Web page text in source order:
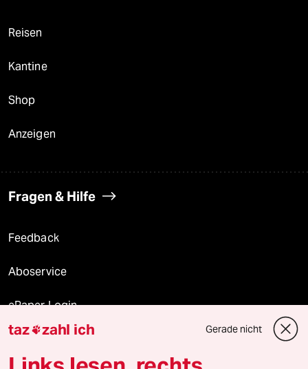
Reisen
Kantine
Shop
Anzeigen
Fragen & Hilfe
Feedback
Aboservice
ePaper Login
Downloads für Abonnierende
taz zahl ich Gerade nicht